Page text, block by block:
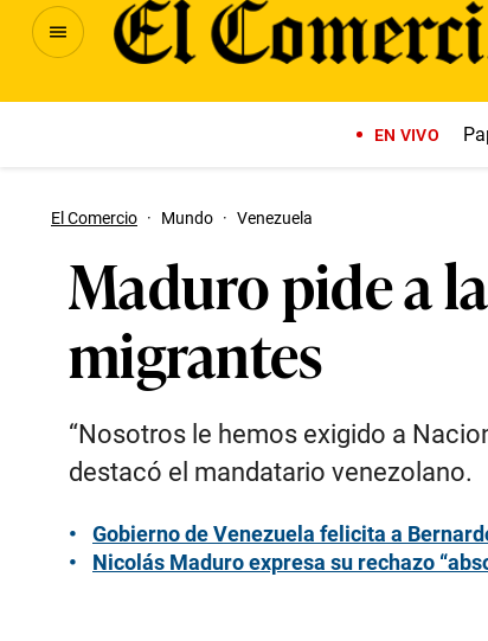
EN VIVO
El Comercio · Mundo · Venezuela
Maduro pide a
migrantes
“Nosotros le hemos exigido a
destacó el mandatario venezolano.
Gobierno de Venezuela felicita a
Nicolás Maduro expresa su rechazo